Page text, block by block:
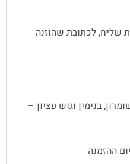
שליח, לכתובת שהוזנה
בנימין וגוש עציון –